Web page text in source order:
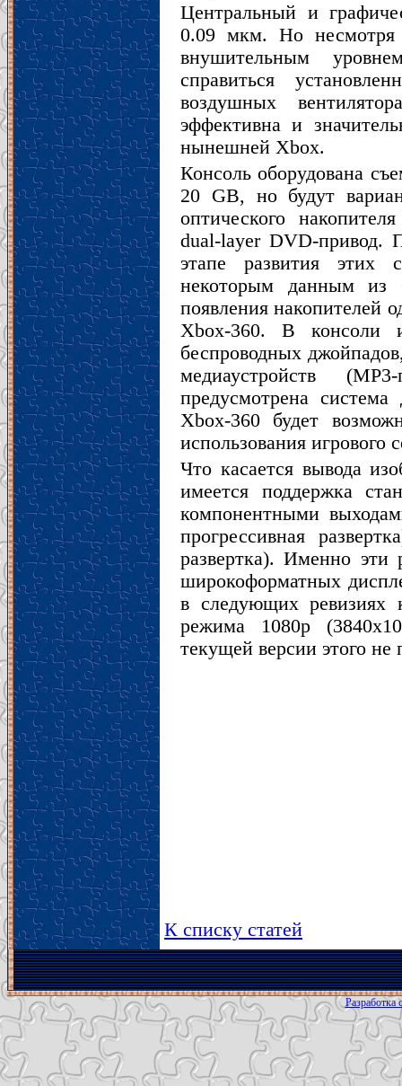
Центральный и
0.09 мкм. Но несмотря
внушительным
справиться
воздушных
эффективна и
нынешней Xbox.
Консоль оборудована
20 GB, но будут
оптического
dual-layer DVD-привод.
этапе развития этих
некоторым данным из
появления накопителей
Xbox-360. В консоли
беспроводных
медиаустройств
предусмотрена система
Xbox-360 будет
использования
Что касается вывода
имеется поддержка
компонентными
прогрессивная
развертка). Именно
широкоформатных
в следующих ревизиях
режима 1080p
текущей версии этого не
К списку статей
Разработка